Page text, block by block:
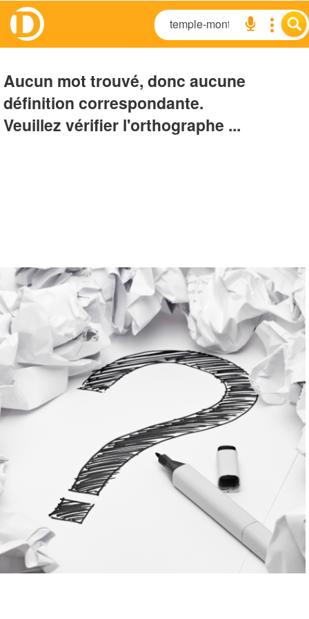
Aucun mot trouvé, donc aucune
définition correspondante.
Veuillez vérifier l'orthographe ...